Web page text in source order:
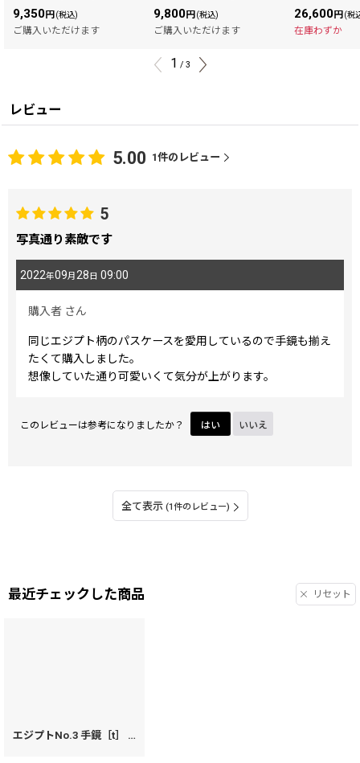
9,350円 (税込)
ご購入いただけます
9,800円 (税込)
ご購入いただけます
26,600円 (税
在庫わずか
1 / 3
レビュー
5.00 1件のレビュー
5
写真通り素敵です
2022年09月 28 日 09:00
購入者 さん
同じエジプト柄のパスケースを愛用しているので手鏡も揃え
たくて購入しました。
想像していた通り可愛いくて気分が上がります。
このレビューは参考になりましたか？ はい いいえ
全て表示 (1件のレビュー)
最近チェックした商品 リセット
エジプトNo.3 手鏡［t］ [22293